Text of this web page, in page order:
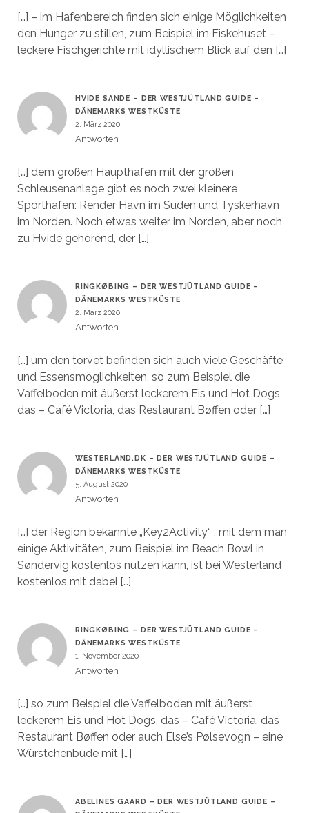
[…] – im Hafenbereich finden sich einige Möglichkeiten
den Hunger zu stillen, zum Beispiel im Fiskehuset –
leckere Fischgerichte mit idyllischem Blick auf den […]
HVIDE SANDE – DER WESTJÜTLAND GUIDE –
DÄNEMARKS WESTKÜSTE
2. März 2020
Antworten
[…] dem großen Haupthafen mit der großen
Schleusenanlage gibt es noch zwei kleinere
Sporthäfen: Render Havn im Süden und Tyskerhavn
im Norden. Noch etwas weiter im Norden, aber noch
zu Hvide gehörend, der […]
RINGKØBING – DER WESTJÜTLAND GUIDE –
DÄNEMARKS WESTKÜSTE
2. März 2020
Antworten
[…] um den torvet befinden sich auch viele Geschäfte
und Essensmöglichkeiten, so zum Beispiel die
Vaffelboden mit äußerst leckerem Eis und Hot Dogs,
das – Café Victoria, das Restaurant Bøffen oder […]
WESTERLAND.DK – DER WESTJÜTLAND GUIDE –
DÄNEMARKS WESTKÜSTE
5. August 2020
Antworten
[…] der Region bekannte „Key2Activity“ , mit dem man
einige Aktivitäten, zum Beispiel im Beach Bowl in
Søndervig kostenlos nutzen kann, ist bei Westerland
kostenlos mit dabei […]
RINGKØBING – DER WESTJÜTLAND GUIDE –
DÄNEMARKS WESTKÜSTE
1. November 2020
Antworten
[…] so zum Beispiel die Vaffelboden mit äußerst
leckerem Eis und Hot Dogs, das – Café Victoria, das
Restaurant Bøffen oder auch Else’s Pølsevogn – eine
Würstchenbude mit […]
ABELINES GAARD – DER WESTJÜTLAND GUIDE –